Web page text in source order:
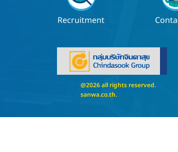
Recruitment
@2026 all rights reserved.
sanwa.co.th.